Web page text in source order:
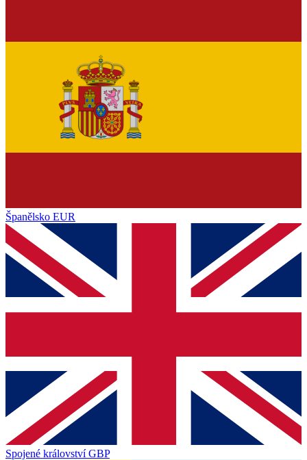
Španělsko EUR
Spojené království GBP